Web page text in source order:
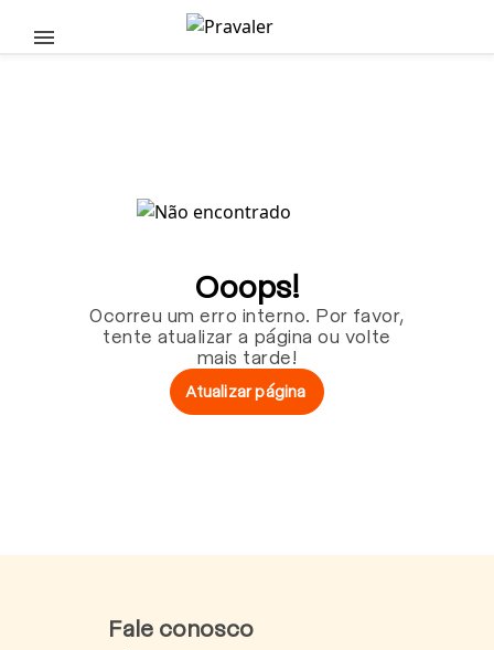
Pular para o conteúdo principal
Ooops!
Ocorreu um erro interno. Por favor,
tente atualizar a página ou volte
mais tarde!
Atualizar página
Fale conosco